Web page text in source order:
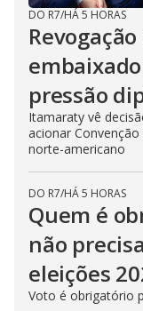
DO R7/HÁ 5 HORAS
pressão
Itamaraty vê
acionar
norte-americano
DO R7/HÁ 5 HORAS
Quem é
não
eleições
Voto é obrigatório